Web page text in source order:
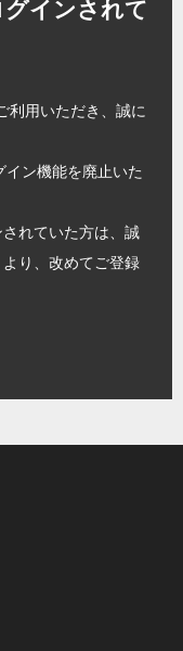
インされて
利用いただき、誠に
ン機能を廃止いた
れていた方は、誠
り、改めてご登録